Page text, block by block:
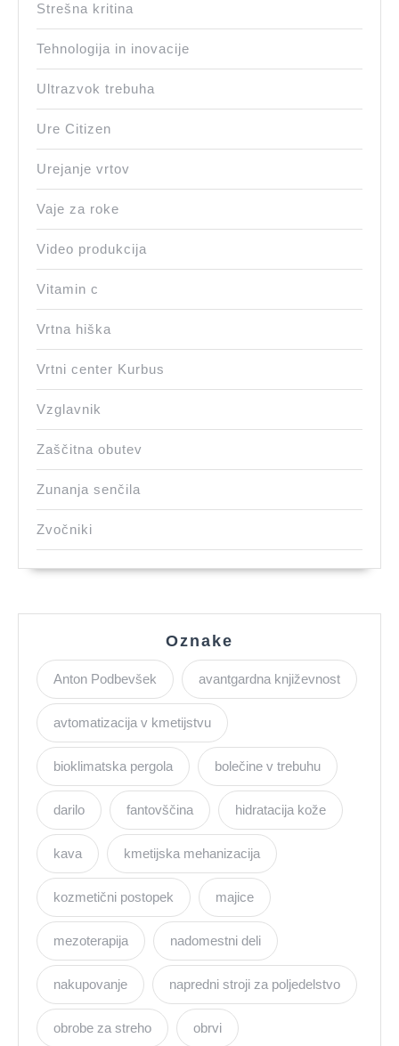
Strešna kritina
Tehnologija in inovacije
Ultrazvok trebuha
Ure Citizen
Urejanje vrtov
Vaje za roke
Video produkcija
Vitamin c
Vrtna hiška
Vrtni center Kurbus
Vzglavnik
Zaščitna obutev
Zunanja senčila
Zvočniki
Oznake
Anton Podbevšek avantgardna književnost
avtomatizacija v kmetijstvu
bioklimatska pergola bolečine v trebuhu
darilo fantovščina hidratacija kože
kava kmetijska mehanizacija
kozmetični postopek majice
mezoterapija nadomestni deli
nakupovanje napredni stroji za poljedelstvo
obrobe za streho obrvi